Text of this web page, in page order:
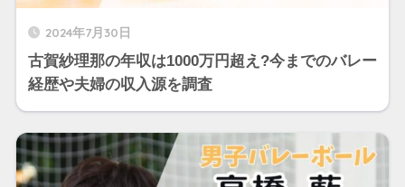
2024年7月30日
古賀紗理那の年収は1000万円超え?今までのバレー
経歴や夫婦の収入源を調査